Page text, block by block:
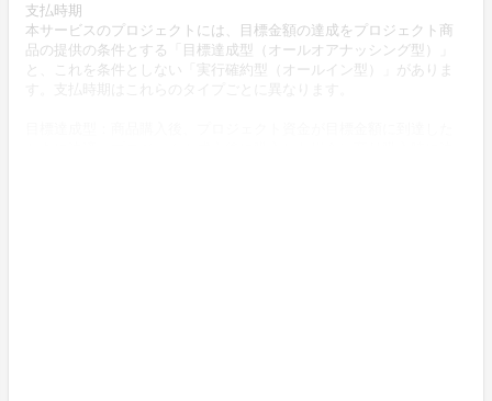
支払時期
本サービスのプロジェクトには、目標金額の達成をプロジェクト商
品の提供の条件とする「目標達成型（オールオアナッシング型）」
と、これを条件としない「実行確約型（オールイン型）」がありま